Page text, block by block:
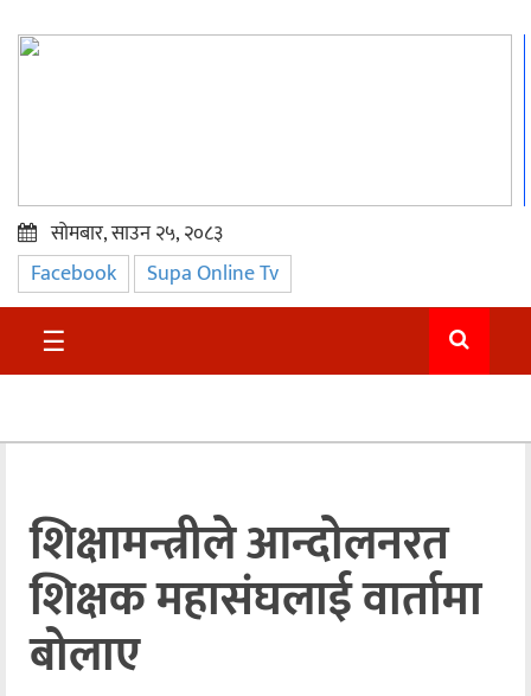
प्रमुख
समाचार
सुदुर
अन्तराष्ट्रिय
अन्तर्वार्ता
अर्थ
खेलकुद
सोमबार, साउन २५, २०८३
Facebook Supa Online Tv
☰
शिक्षामन्त्रीले आन्दाेलनरत
शिक्षक महासंघलाई वार्तामा
बोलाए